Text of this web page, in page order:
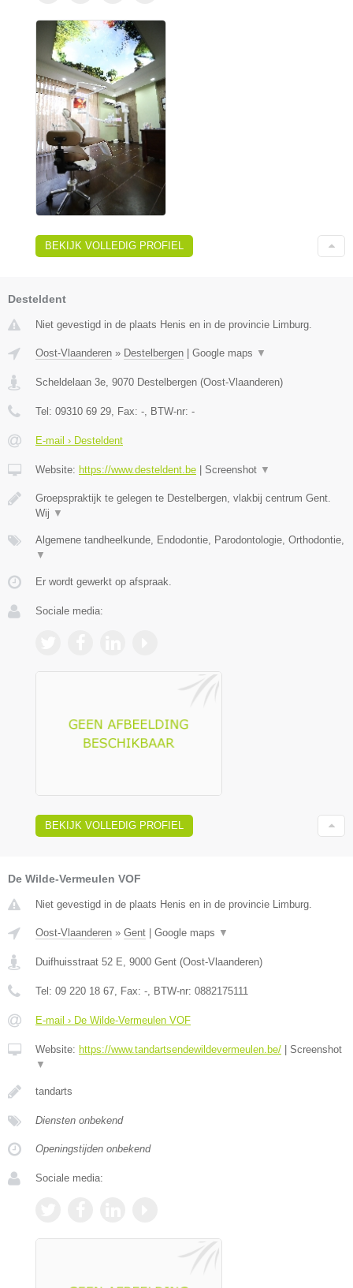
BEKIJK VOLLEDIG PROFIEL
Desteldent
Niet gevestigd in de plaats Henis en in de provincie Limburg.
Oost-Vlaanderen » Destelbergen Google maps ▼
Scheldelaan 3e 9070 Destelbergen (Oost-Vlaanderen)
Tel: 09310 69 29 , Fax: - , BTW-nr: -
E-mail › Desteldent
Website: https://www.desteldent.be Screenshot ▼
Groepspraktijk te gelegen te Destelbergen, vlakbij centrum Gent.
Wij ▼
Algemene tandheelkunde, Endodontie, Parodontologie, Orthodontie,
▼
Er wordt gewerkt op afspraak.
Sociale media:
BEKIJK VOLLEDIG PROFIEL
De Wilde-Vermeulen VOF
Niet gevestigd in de plaats Henis en in de provincie Limburg.
Oost-Vlaanderen » Gent Google maps ▼
Duifhuisstraat 52 E, 9000 Gent (Oost-Vlaanderen)
Tel: 09 220 18 67, Fax: -, BTW-nr: 0882175111
E-mail › De Wilde-Vermeulen VOF
Website: https://www.tandartsendewildevermeulen.be/
Screenshot
▼
tandarts
Diensten onbekend
Openingstijden onbekend
Sociale media: